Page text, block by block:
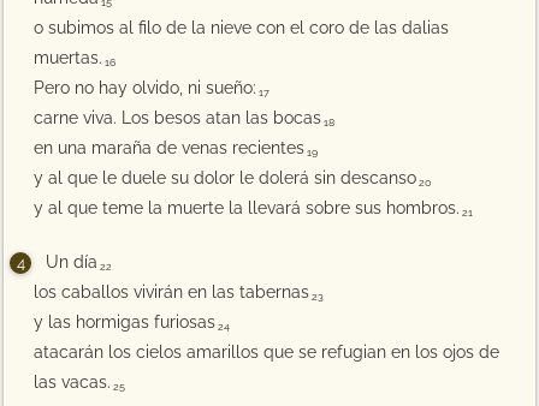
15
o subimos al filo de la nieve con el coro de las dalias
muertas. 16
Pero no hay olvido, ni sueño: 17
carne viva. Los besos atan las bocas 18
en una maraña de venas recientes 19
y al que le duele su dolor le dolerá sin descanso 20
y al que teme la muerte la llevará sobre sus hombros. 21
Un día 22
los caballos vivirán en las tabernas 23
y las hormigas furiosas 24
atacarán los cielos amarillos que se refugian en los ojos de
las vacas. 25